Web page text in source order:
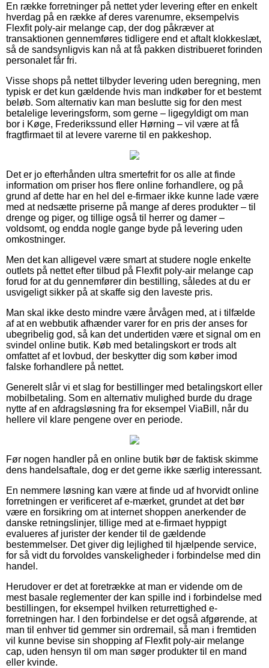
En række forretninger på nettet yder levering efter en enkelt
hverdag på en række af deres varenumre, eksempelvis
Flexfit poly-air melange cap, der dog påkræver at
transaktionen gennemføres tidligere end et aftalt klokkeslæt,
så de sandsynligvis kan nå at få pakken distribueret forinden
personalet får fri.
Visse shops på nettet tilbyder levering uden beregning, men
typisk er det kun gældende hvis man indkøber for et bestemt
beløb. Som alternativ kan man beslutte sig for den mest
betalelige leveringsform, som gerne – ligegyldigt om man
bor i Køge, Frederikssund eller Hørning – vil være at få
fragtfirmaet til at levere varerne til en pakkeshop.
Det er jo efterhånden ultra smertefrit for os alle at finde
information om priser hos flere online forhandlere, og på
grund af dette har en hel del e-firmaer ikke kunne lade være
med at nedsætte priserne på mange af deres produkter – til
drenge og piger, og tillige også til herrer og damer –
voldsomt, og endda nogle gange byde på levering uden
omkostninger.
Men det kan alligevel være smart at studere nogle enkelte
outlets på nettet efter tilbud på Flexfit poly-air melange cap
forud for at du gennemfører din bestilling, således at du er
usvigeligt sikker på at skaffe sig den laveste pris.
Man skal ikke desto mindre være årvågen med, at i tilfælde
af at en webbutik afhænder varer for en pris der anses for
ubegribelig god, så kan det undertiden være et signal om en
svindel online butik. Køb med betalingskort er trods alt
omfattet af et lovbud, der beskytter dig som køber imod
falske forhandlere på nettet.
Generelt slår vi et slag for bestillinger med betalingskort eller
mobilbetaling. Som en alternativ mulighed burde du drage
nytte af en afdragsløsning fra for eksempel ViaBill, når du
hellere vil klare pengene over en periode.
Før nogen handler på en online butik bør de faktisk skimme
dens handelsaftale, dog er det gerne ikke særlig interessant.
En nemmere løsning kan være at finde ud af hvorvidt online
forretningen er verificeret af e-mærket, grundet at det bør
være en forsikring om at internet shoppen anerkender de
danske retningslinjer, tillige med at e-firmaet hyppigt
evalueres af jurister der kender til de gældende
bestemmelser. Det giver dig lejlighed til hjælpende service,
for så vidt du forvoldes vanskeligheder i forbindelse med din
handel.
Herudover er det at foretrække at man er vidende om de
mest basale reglementer der kan spille ind i forbindelse med
bestillingen, for eksempel hvilken returrettighed e-
forretningen har. I den forbindelse er det også afgørende, at
man til enhver tid gemmer sin ordremail, så man i fremtiden
vil kunne bevise sin shopping af Flexfit poly-air melange
cap, uden hensyn til om man søger produkter til en mand
eller kvinde.